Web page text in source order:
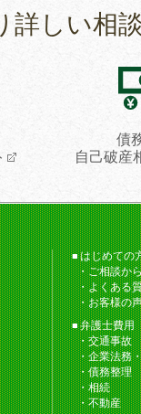
しい相
債
自己破産
はじめての
ご相談か
よくある
お客様の
弁護士費用
交通事故
企業法務
債務整理
相続
不動産